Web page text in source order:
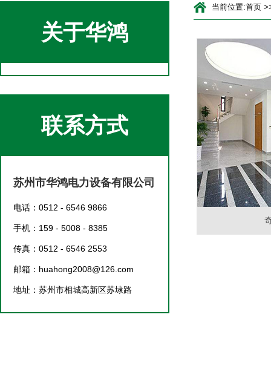
关于华鸿
联系方式
苏州市华鸿电力设备有限公司
电话：0512 - 6546 9866
手机：159 - 5008 - 8385
传真：0512 - 6546 2553
邮箱：huahong2008@126.com
地址：苏州市相城高新区苏埭路
当前位置:首页